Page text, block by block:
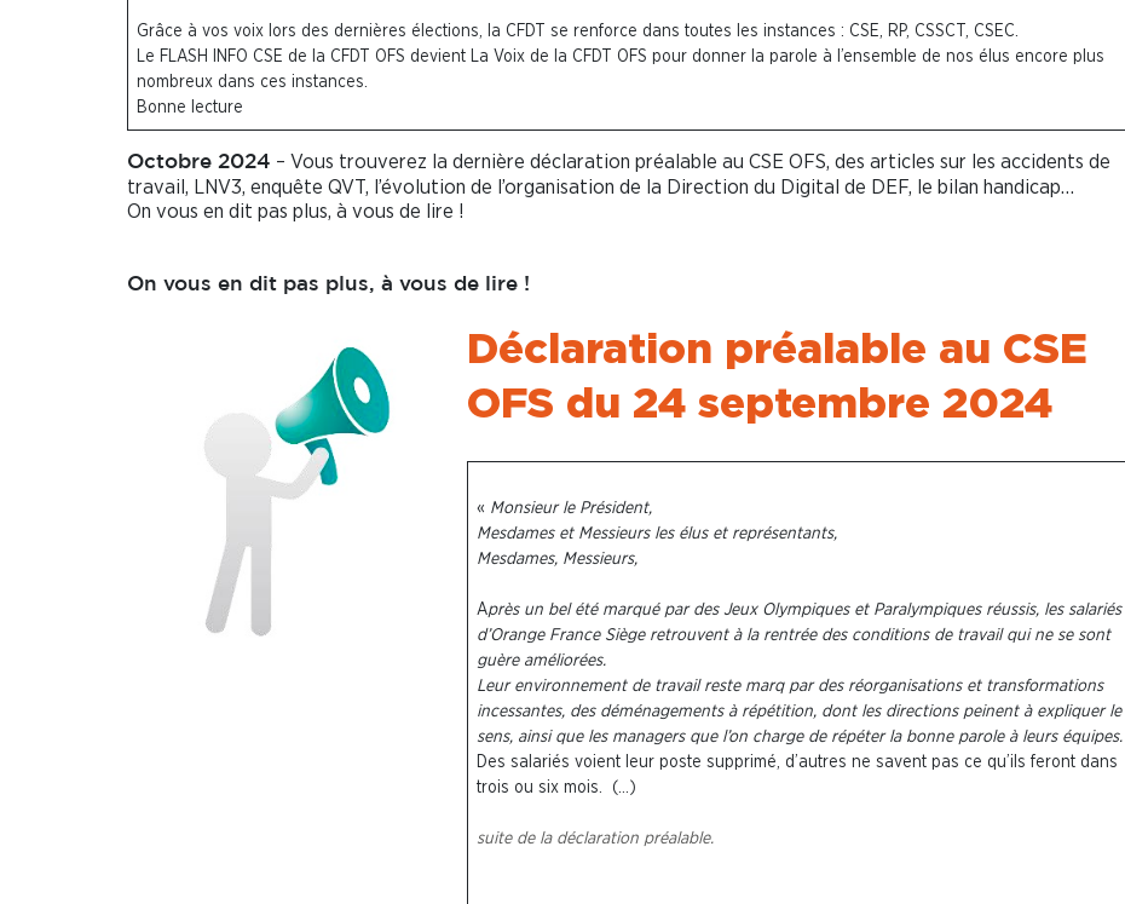
Grâce à vos voix lors des dernières élections, la CFDT se renforce dans toutes les instances : CSE, RP, CSSCT, CSEC.
Le FLASH INFO CSE de la CFDT OFS devient La Voix de la CFDT OFS pour donner la parole à l’ensemble de nos élus encore plus
nombreux dans ces instances.
Bonne lecture
Octobre 2024 – Vous trouverez la dernière déclaration préalable au CSE OFS, des articles sur les accidents de
travail, LNV3, enquête QVT, l’évolution de l’organisation de la Direction du Digital de DEF, le bilan handicap…
On vous en dit pas plus, à vous de lire !
On vous en dit pas plus, à vous de lire !
Déclaration préalable au CSE
OFS du 24 septembre 2024
« Monsieur le Président,
Mesdames et Messieurs les élus et représentants,
Mesdames, Messieurs,
Après un bel été marqué par des Jeux Olympiques et Paralympiques réussis, les salariés
d’Orange France Siège retrouvent à la rentrée des conditions de travail qui ne se sont
guère améliorées.
Leur environnement de travail reste marq par des réorganisations et transformations
incessantes, des déménagements à répétition, dont les directions peinent à expliquer le
sens, ainsi que les managers que l’on charge de répéter la bonne parole à leurs équipes.
Des salariés voient leur poste supprimé, d’autres ne savent pas ce qu’ils feront dans
trois ou six mois. (…)
suite de la déclaration préalable.